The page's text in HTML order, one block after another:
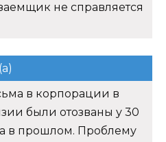
не справляется
в корпорации в
были отозваны у 30
в прошлом. Проблему